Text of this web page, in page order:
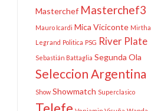
Masterchef Masterchef3
Mauro Icardi Mica Viciconte Mirtha
Legrand Politica PSG River Plate
Sebastián Battaglia Segunda Ola
Seleccion Argentina
Show Showmatch Superclasico